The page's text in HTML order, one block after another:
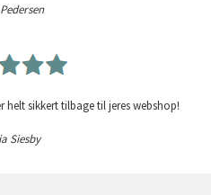
sikkert tilbage til jeres webshop!
Siesby